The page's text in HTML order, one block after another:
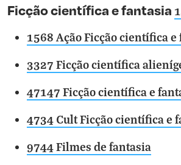
Ficção científica e fantasia
1568 Ação Ficção científica e
3327 Ficção científica
47147 Ficção científica e
4734 Cult Ficção científica e
9744 Filmes de fantasia